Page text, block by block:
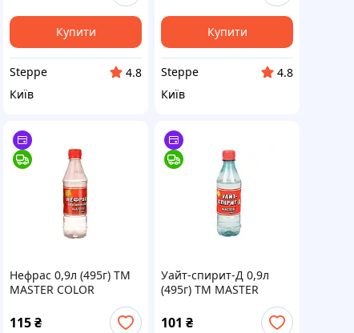
Купити
Steppe
4.8
Київ
Купити
Steppe
4.8
Київ
Нефрас 0,9л (495г) ТМ
MASTER COLOR
115₴
Уайт-спирит-Д 0,9л
(495г) ТМ MASTER
101 ₴